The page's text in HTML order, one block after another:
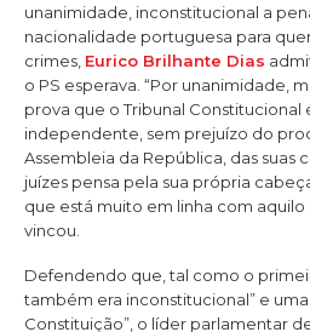
unanimidade, inconstitucional a
nacionalidade portuguesa para
crimes, Eurico Brilhante Dias
o PS esperava. “Por unanimidade,
prova que o Tribunal Constitucional
independente, sem prejuízo do
Assembleia da República, das suas
juízes pensa pela sua própria
que está muito em linha com aquilo
vincou.
Defendendo que, tal como o
também era inconstitucional” e
Constituição”, o líder parlamentar